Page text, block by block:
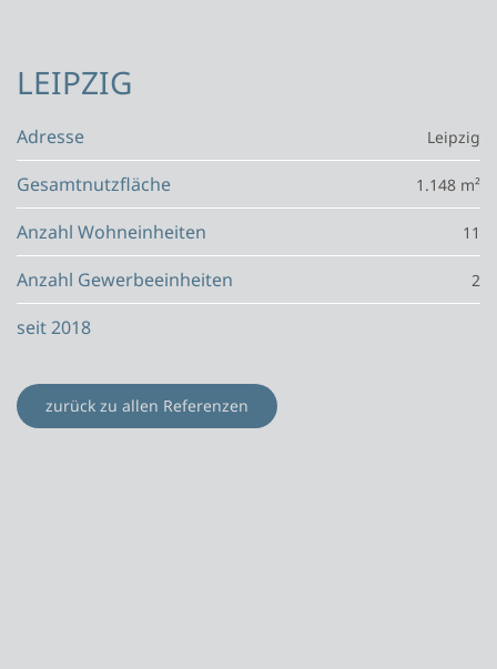
LEIPZIG
Adresse Leipzig
Gesamtnutzfläche 1.148 m²
Anzahl Wohneinheiten 11
Anzahl Gewerbeeinheiten 2
seit 2018
zurück zu allen Referenzen